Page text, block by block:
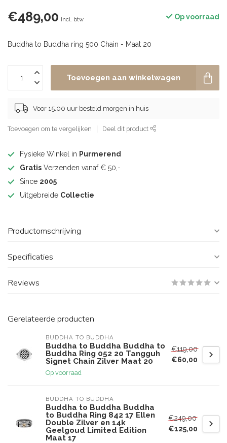
€489,00 Incl. btw Op voorraad
Buddha to Buddha ring 500 Chain - Maat 20
Toevoegen aan winkelwagen
Voor 15.00 uur besteld morgen in huis
Toevoegen om te vergelijken Deel dit product
Fysieke Winkel in Purmerend
Gratis Verzenden vanaf € 50,-
Since 2005
Uitgebreide Collectie
Productomschrijving
Specificaties
Reviews
Gerelateerde producten
BUDDHA TO BUDDHA
Buddha to Buddha Buddha to
Buddha Ring 052 20 Tangguh
Signet Chain Zilver Maat 20
Op voorraad
€119,00
€60,00
BUDDHA TO BUDDHA
Buddha to Buddha Buddha
to Buddha Ring 842 17 Ellen
Double Zilver en 14k
Geelgoud Limited Edition
Maat 17
€249,00
€125,00